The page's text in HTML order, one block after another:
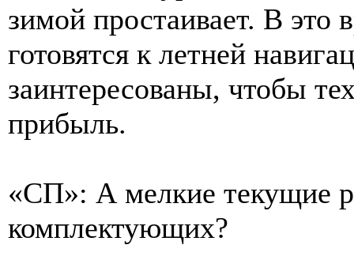
зимой простаивает. В это
готовятся к летней
заинтересованы, чтобы
прибыль.
«СП»: А мелкие текущие
комплектующих?